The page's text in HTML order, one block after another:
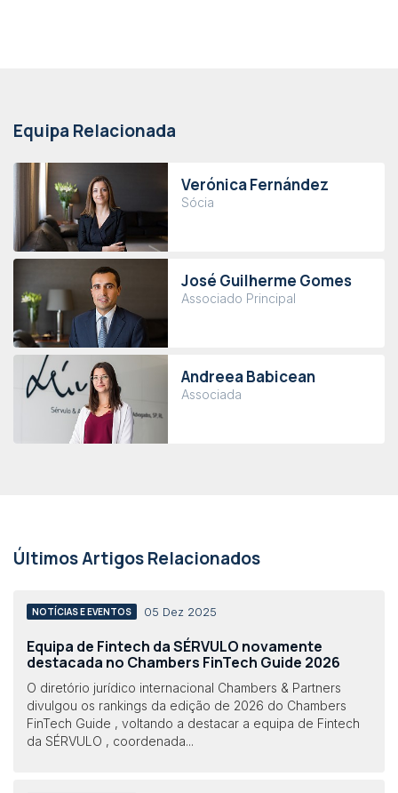
Equipa Relacionada
Verónica Fernández
Sócia
José Guilherme Gomes
Associado Principal
Andreea Babicean
Associada
Últimos Artigos Relacionados
NOTÍCIAS E EVENTOS 05 Dez 2025
Equipa de Fintech da SÉRVULO novamente
destacada no Chambers FinTech Guide 2026
O diretório jurídico internacional Chambers & Partners
divulgou os rankings da edição de 2026 do Chambers
FinTech Guide , voltando a destacar a equipa de Fintech
da SÉRVULO , coordenada...